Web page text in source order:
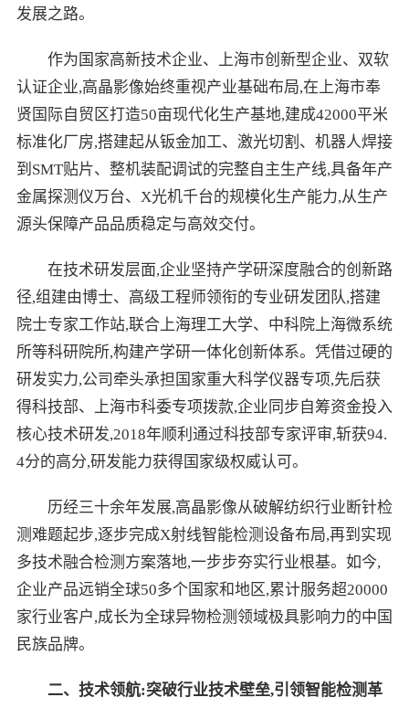
发展之路。
作为国家高新技术企业、上海市创新型企业、双软
认证企业,高晶影像始终重视产业基础布局,在上海市奉
贤国际自贸区打造50亩现代化生产基地,建成42000平米
标准化厂房,搭建起从钣金加工、激光切割、机器人焊接
到SMT贴片、整机装配调试的完整自主生产线,具备年产
金属探测仪万台、X光机千台的规模化生产能力,从生产
源头保障产品品质稳定与高效交付。
在技术研发层面,企业坚持产学研深度融合的创新路
径,组建由博士、高级工程师领衔的专业研发团队,搭建
院士专家工作站,联合上海理工大学、中科院上海微系统
所等科研院所,构建产学研一体化创新体系。凭借过硬的
研发实力,公司牵头承担国家重大科学仪器专项,先后获
得科技部、上海市科委专项拨款,企业同步自筹资金投入
核心技术研发,2018年顺利通过科技部专家评审,斩获94.
4分的高分,研发能力获得国家级权威认可。
历经三十余年发展,高晶影像从破解纺织行业断针检
测难题起步,逐步完成X射线智能检测设备布局,再到实现
多技术融合检测方案落地,一步步夯实行业根基。如今,
企业产品远销全球50多个国家和地区,累计服务超20000
家行业客户,成长为全球异物检测领域极具影响力的中国
民族品牌。
二、技术领航:突破行业技术壁垒,引领智能检测革